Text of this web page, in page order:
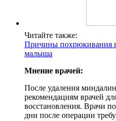
Читайте также:
Причины похрюкивания
малыша
Мнение врачей:
После удаления
рекомендациям врачей
восстановления. Врачи
дни после операции